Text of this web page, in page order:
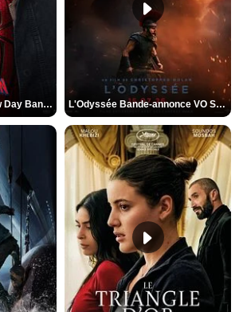
Spider-Man: Brand New Day Bande-annonce VO STFR L'Odyssée Bande-annonce VO STFR